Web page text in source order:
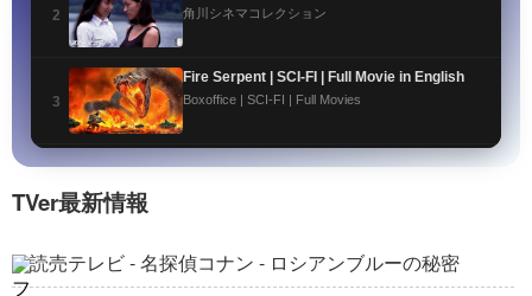
2 角川シネマコレクション
3
Fire Serpent | SCI-FI | Full Movie in English
Boxoffice | SCI-FI | Full Movies
5 Boxoffice | SCI-FI | Full Movies
TVer最新情報
読売テレビ - 名探偵コナン - ロシアンブルーの秘密